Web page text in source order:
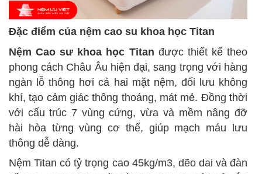
Đặc điểm của nệm cao su khoa học Titan
Nệm Cao sư khoa học Titan được thiết kế theo
phong cách Châu Âu hiện đại, sang trọng với hàng
ngàn lỗ thông hơi cả hai mặt nệm, đối lưu không
khí, tạo cảm giác thông thoáng, mát mẻ. Đồng thời
với cấu trúc 7 vùng cứng, vừa và mềm nâng đỡ
hài hòa từng vùng cơ thể, giúp mạch máu lưu
thông dễ dàng.
Nệm Titan có tỷ trọng cao 45kg/m3, dẽo dai và đàn